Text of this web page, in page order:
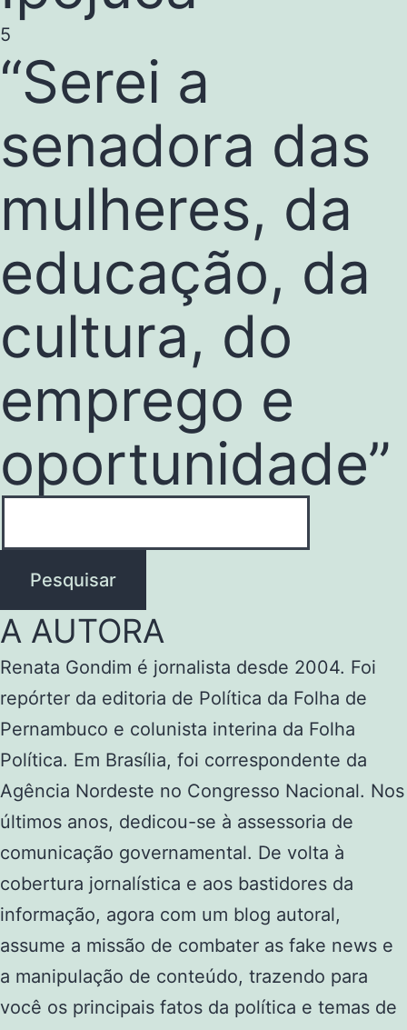
5
“Serei a
senadora das
mulheres, da
educação, da
cultura, do
emprego e
oportunidade”
Pesquisar
A AUTORA
Renata Gondim é jornalista desde 2004. Foi
repórter da editoria de Política da Folha de
Pernambuco e colunista interina da Folha
Política. Em Brasília, foi correspondente da
Agência Nordeste no Congresso Nacional. Nos
últimos anos, dedicou-se à assessoria de
comunicação governamental. De volta à
cobertura jornalística e aos bastidores da
informação, agora com um blog autoral,
assume a missão de combater as fake news e
a manipulação de conteúdo, trazendo para
você os principais fatos da política e temas de